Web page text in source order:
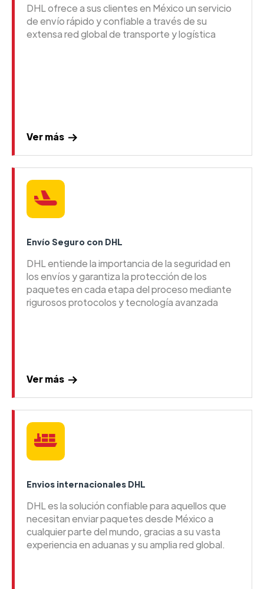
DHL ofrece a sus clientes en México un servicio
de envío rápido y confiable a través de su
extensa red global de transporte y logística
Ver más
Envío Seguro con DHL
DHL entiende la importancia de la seguridad en
los envíos y garantiza la protección de los
paquetes en cada etapa del proceso mediante
rigurosos protocolos y tecnología avanzada
Ver más
Envios internacionales DHL
DHL es la solución confiable para aquellos que
necesitan enviar paquetes desde México a
cualquier parte del mundo, gracias a su vasta
experiencia en aduanas y su amplia red global.